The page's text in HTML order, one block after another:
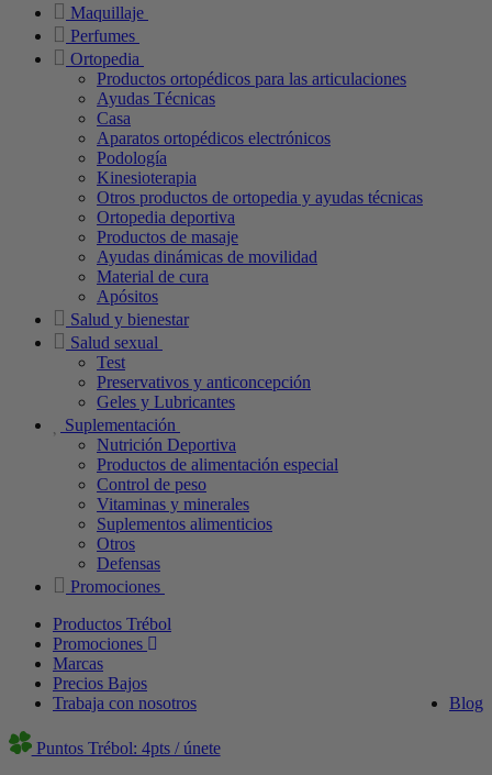
Maquillaje
Perfumes
Ortopedia
Productos ortopédicos para las articulaciones
Ayudas Técnicas
Casa
Aparatos ortopédicos electrónicos
Podología
Kinesioterapia
Otros productos de ortopedia y ayudas técnicas
Ortopedia deportiva
Productos de masaje
Ayudas dinámicas de movilidad
Material de cura
Apósitos
Salud y bienestar
Salud sexual
Test
Preservativos y anticoncepción
Geles y Lubricantes
Suplementación
Nutrición Deportiva
Productos de alimentación especial
Control de peso
Vitaminas y minerales
Suplementos alimenticios
Otros
Defensas
Promociones
Productos Trébol
Promociones
Marcas
Precios Bajos
Blog
Trabaja con nosotros
Puntos Trébol: 4pts / únete